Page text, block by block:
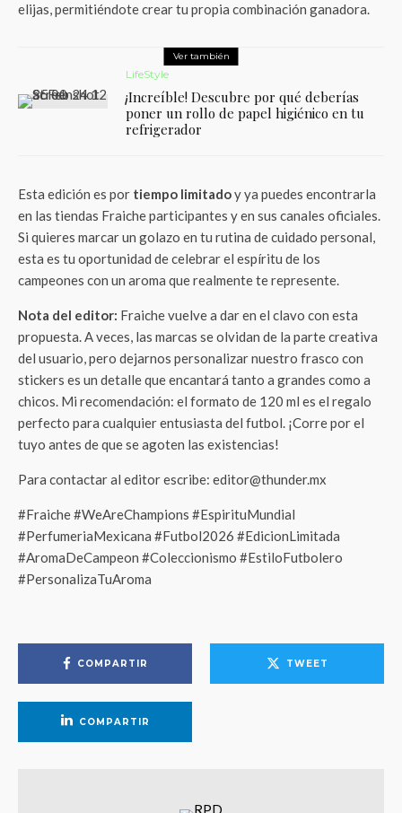
elijas, permitiéndote crear tu propia combinación ganadora.
Ver también
LifeStyle
¡Increíble! Descubre por qué deberías
poner un rollo de papel higiénico en tu
refrigerador
Esta edición es por tiempo limitadoy ya puedes encontrarla
en las tiendas Fraiche participantes y en sus canales oficiales.
Si quieres marcar un golazo en tu rutina de cuidado personal,
esta es tu oportunidad de celebrar el espíritu de los
campeones con un aroma que realmente te represente.
Nota del editor: Fraiche vuelve a dar en el clavo con esta
propuesta. A veces, las marcas se olvidan de la parte creativa
del usuario, pero dejarnos personalizar nuestro frasco con
stickers es un detalle que encantará tanto a grandes como a
chicos. Mi recomendación: el formato de 120 ml es el regalo
perfecto para cualquier entusiasta del futbol. ¡Corre por el
tuyo antes de que se agoten las existencias!
Para contactar al editor escribe: editor@thunder.mx
#Fraiche #WeAreChampions #EspirituMundial
#PerfumeriaMexicana #Futbol2026 #EdicionLimitada
#AromaDeCampeon #Coleccionismo #EstiloFutbolero
#PersonalizaTuAroma
COMPARTIR TWEET
COMPARTIR